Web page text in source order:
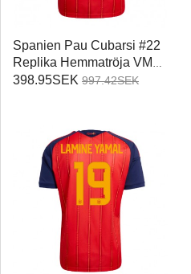
Spanien Pau Cubarsi #22
Replika Hemmatröja VM
2026 Kortärmad
398.95SEK 997.42SEK